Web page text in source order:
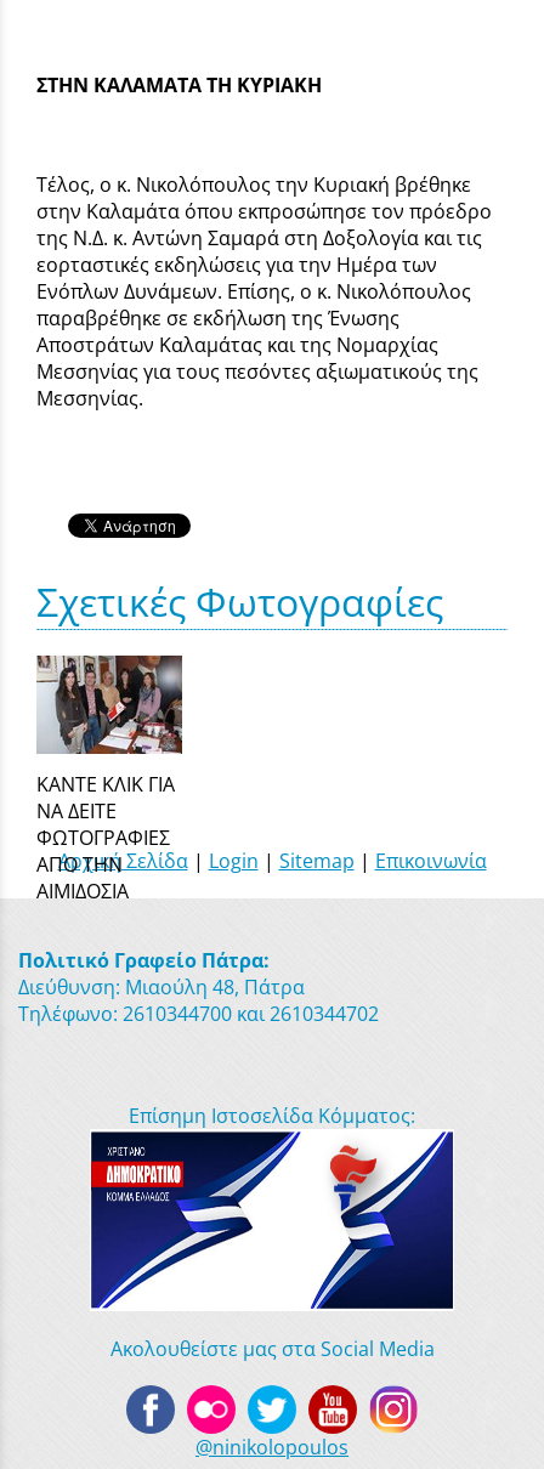
ΣΤΗΝ ΚΑΛΑΜΑΤΑ ΤΗ ΚΥΡΙΑΚΗ
Τέλος, ο κ. Νικολόπουλος την Κυριακή βρέθηκε
στην Καλαμάτα όπου εκπροσώπησε τον πρόεδρο
της Ν.Δ. κ. Αντώνη Σαμαρά στη Δοξολογία και τις
εορταστικές εκδηλώσεις για την Ημέρα των
Ενόπλων Δυνάμεων. Επίσης, ο κ. Νικολόπουλος
παραβρέθηκε σε εκδήλωση της Ένωσης
Αποστράτων Καλαμάτας και της Νομαρχίας
Μεσσηνίας για τους πεσόντες αξιωματικούς της
Μεσσηνίας.
Σχετικές Φωτογραφίες
ΚΑΝΤΕ ΚΛΙΚ ΓΙΑ
ΝΑ ΔΕΙΤΕ
ΦΩΤΟΓΡΑΦΙΕΣ
ΑΠΟ ΤΗΝ
ΑΙΜΙΔΟΣΙΑ
Αρχική Σελίδα| Login | Sitemap | Επικοινωνία
Πολιτικό Γραφείο Πάτρα:
Διεύθυνση: Μιαούλη 48, Πάτρα
Τηλέφωνο: 2610344700 και 2610344702
Επίσημη Ιστοσελίδα Κόμματος:
Ακολουθείστε μας στα Social Media
@ninikolopoulos